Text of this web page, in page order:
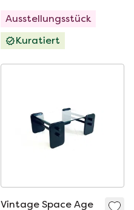
Ausstellungsstück
Kuratiert
Vintage Space Age